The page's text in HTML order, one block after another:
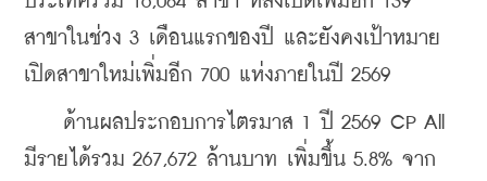
สาขาในช่วง 3 เดือนแรกของปี และยังคงเป้าหมาย
เปิดสาขาใหม่เพิ่มอีก 700 แห่งภายในปี 2569
ด้านผลประกอบการไตรมาส 1 ปี 2569 CP All
มีรายได้รวม 267,672 ล้านบาท เพิ่มขึ้น 5.8% จาก